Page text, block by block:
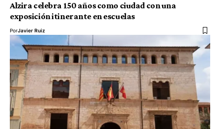
Alzira celebra 150 años como ciudad con una
exposición itinerante en escuelas
PorJavier Ruiz